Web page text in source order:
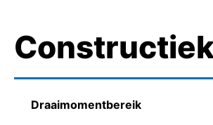
Draaimomentbereik